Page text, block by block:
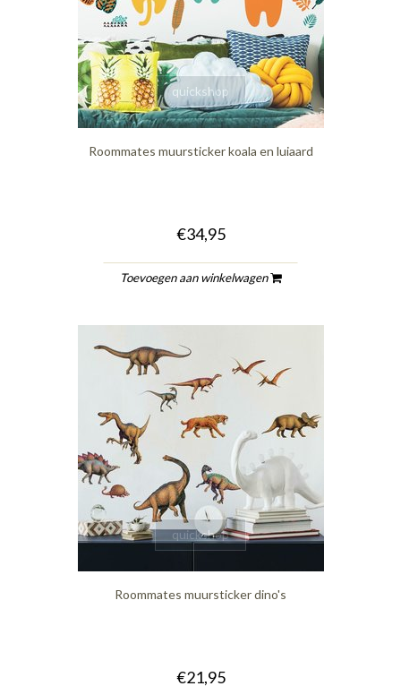
quickshop
Roommates muursticker koala en luiaard
€34,95
Toevoegen aan winkelwagen
quickshop
Roommates muursticker dino's
€21,95